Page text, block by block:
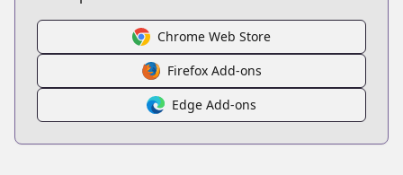
Chrome Web Store
Firefox Add-ons
Edge Add-ons